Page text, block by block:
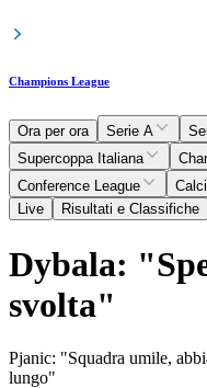
Champions League
Ora per ora Serie A
Supercoppa Italiana
Conference League
Live
Risultati e Classifiche
Dybala:
svolta"
Pjanic: "Squadra umile,
lungo"